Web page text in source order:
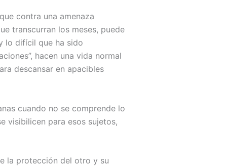
contra una amenaza
transcurran los meses, puede
lo difícil que ha sido
hacen una vida normal
descansar en apacibles
cuando no se comprende lo
visibilicen para esos sujetos,
la protección del otro y su